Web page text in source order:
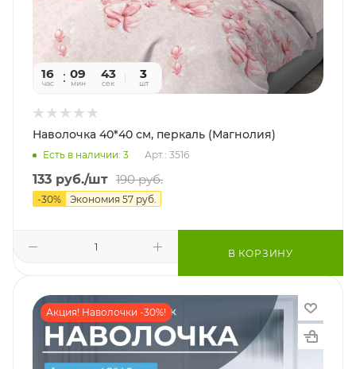
16
час
09
мин
41
сек
3
шт
Наволочка 40*40 см, перкаль (Магнолия)
Есть в наличии: 3 Арт.: 3516
133 руб./шт 190руб.
-30% Экономия 57 руб.
В КОРЗИНУ
Акция! Наволочки -30%!